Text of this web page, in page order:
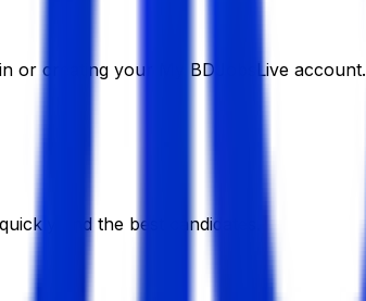
or creating your My BDJobsLive account.
find the best candidates.